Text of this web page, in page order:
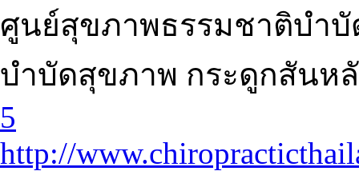
ศูนย์สุขภาพธรรมชาติบำ
บำบัดสุขภาพ กระดูกสันห
5
http://